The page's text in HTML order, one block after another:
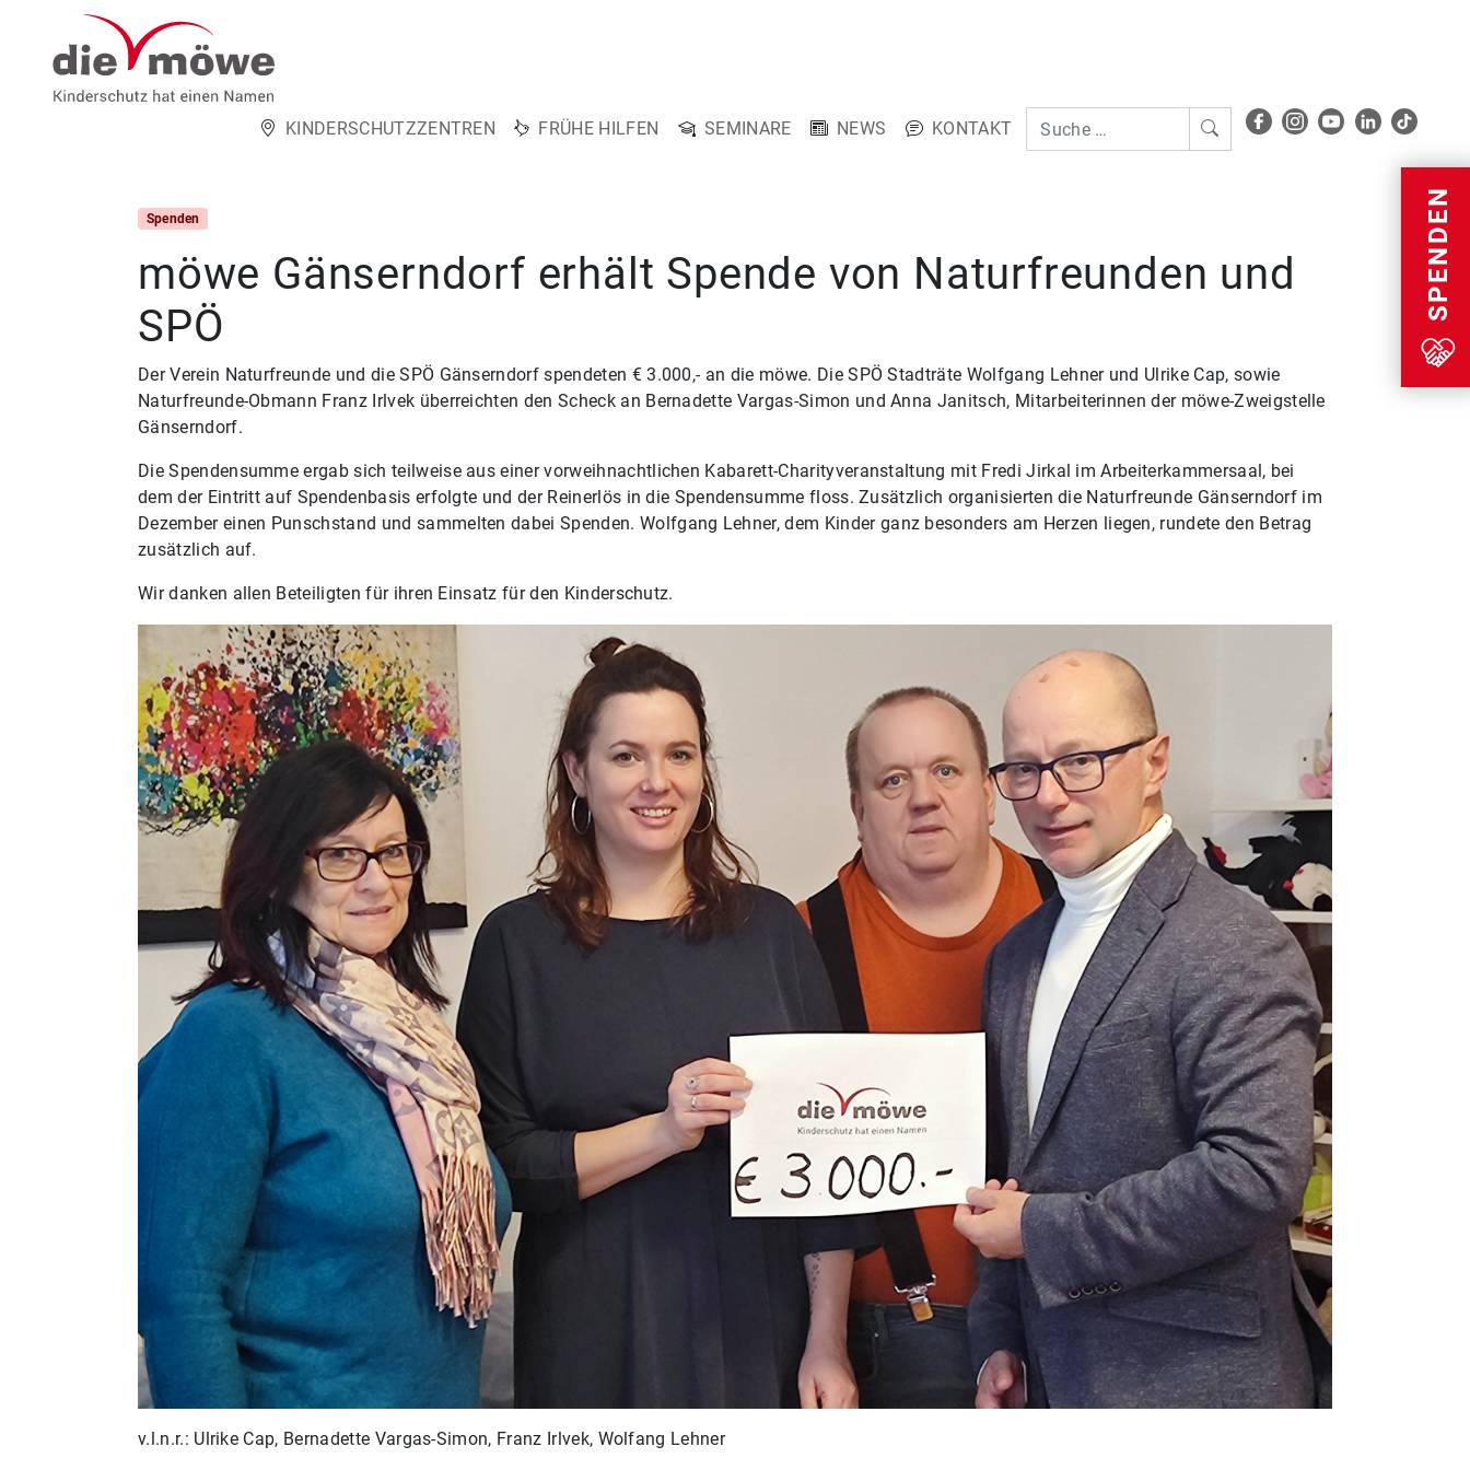
Weiter zum Inhalt
KINDERSCHUTZZENTREN FRÜHE HILFEN SEMINARE NEWS
KONTAKT
Menu
SPENDEN
Spenden
möwe Gänserndorf erhält Spende von Naturfreunden und
SPÖ
Der Verein Naturfreunde und die SPÖ Gänserndorf spendeten € 3.000,- an die möwe. Die SPÖ Stadträte Wolfgang Lehner und Ulrike Cap, sowie
Naturfreunde-Obmann Franz Irlvek überreichten den Scheck an Bernadette Vargas-Simon und Anna Janitsch, Mitarbeiterinnen der möwe-Zweigstelle
Gänserndorf.
Die Spendensumme ergab sich teilweise aus einer vorweihnachtlichen Kabarett-Charityveranstaltung mit Fredi Jirkal im Arbeiterkammersaal, bei
dem der Eintritt auf Spendenbasis erfolgte und der Reinerlös in die Spendensumme floss. Zusätzlich organisierten die Naturfreunde Gänserndorf im
Dezember einen Punschstand und sammelten dabei Spenden. Wolfgang Lehner, dem Kinder ganz besonders am Herzen liegen, rundete den Betrag
zusätzlich auf.
Wir danken allen Beteiligten für ihren Einsatz für den Kinderschutz.
v.l.n.r.: Ulrike Cap, Bernadette Vargas-Simon, Franz Irlvek, Wolfang Lehner